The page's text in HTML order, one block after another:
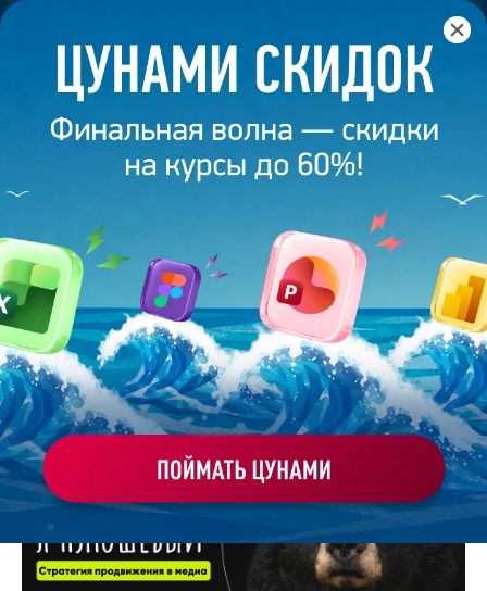
Главная /Банк слайдов / Презентация 262 – Наталья
ПРЕЗЕНТАЦИЯ 262 - НАТАЛЬЯ
ЯКУШЕВА
Моё избранное
Работа
студента
ХОЧУ ЗАКАЗАТЬ ТАКУЮ ПРЕЗЕНТАЦИЮ